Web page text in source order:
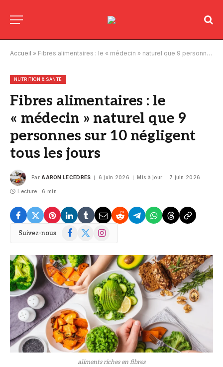
Accueil » Fibres alimentaires : le « médecin » naturel que 9 personnes sur 10 négligent tous les jours
NUTRITION & SANTÉ
Fibres alimentaires : le
« médecin » naturel que 9
personnes sur 10 négligent
tous les jours
Par AARON LECEDRES 6 juin 2026 Mis à jour : 7 juin 2026
Lecture : 6 min
Suivez-nous Facebook
X
Instagram
© DR
aliments riches en fibres